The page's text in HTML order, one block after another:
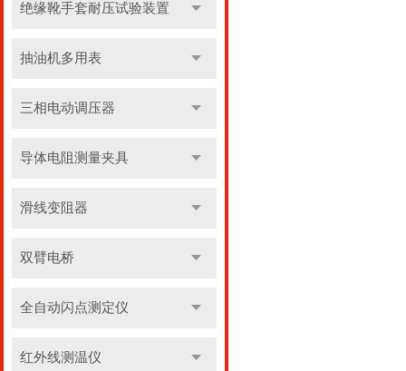
绝缘靴手套耐压试验装置
抽油机多用表
三相电动调压器
导体电阻测量夹具
滑线变阻器
双臂电桥
全自动闪点测定仪
红外线测温仪